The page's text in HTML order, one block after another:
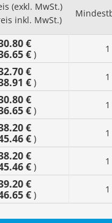
(exkl. MwSt.)
inkl. MwSt.)
€
€)
€
€)
€
€)
€
€)
€
€)
€
€)